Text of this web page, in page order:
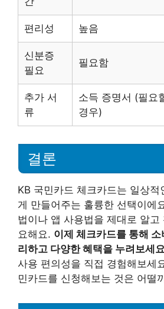
편리성 높음
신분증
필요
필요함
추가 서
류
소득 증명서 (필요
경우)
결론
KB 국민카드 체크카드는 일상적
게 만들어주는 훌륭한 선택이에
법이나 앱 사용법을 제대로 알고
요해요. 이제 체크카드를 통해
리하고 다양한 혜택을 누려보세
사용 편의성을 직접 경험해보세
민카드를 신청해보는 것은 어떨